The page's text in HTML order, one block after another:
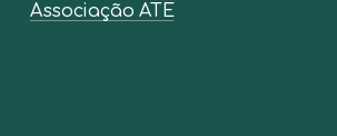
Associação ATE